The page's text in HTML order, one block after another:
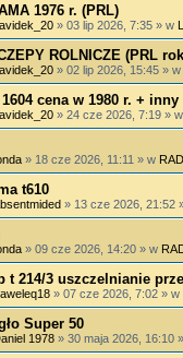
1976 r. (PRL)
» 03 lip 2026, 7:35 » w
ROLNICZE (PRL
» 02 lip 2026, 15:45 » w
cena w 1980 r. +
» 24 cze 2026, 7:19 » w
» 18 cze 2026, 11:11 » w
t610
» 13 cze 2026, 21:52
» 09 cze 2026, 14:20 » w
t 214/3 uszczelnianie
» 07 cze 2026, 7:02 » w
Super 50
1978 » 30 maja 2026, 16:10